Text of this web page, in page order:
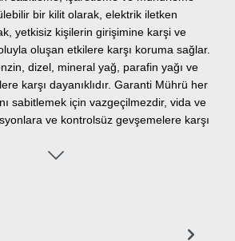
bir kilit olarak, elektrik iletken
yetkisiz kişilerin girişimine karşi ve
oluşan etkilere karşı koruma sağlar.
dizel, mineral yağ, parafin yağı ve
karşı dayanıklıdır. Garanti Mührü her
sabitlemek için vazgeçilmezdir, vida ve
ve kontrolsüz gevşemelere karşı
ve bağlantılı ayarlanan parçaların